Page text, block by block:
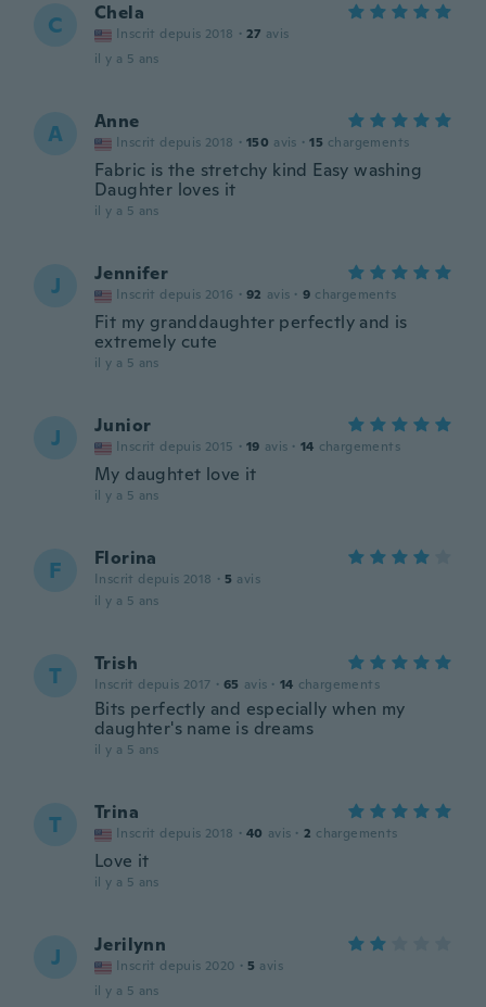
C Chela
Inscrit depuis 2018 · 27 avis
il y a 5 ans
A Anne
Inscrit depuis 2018 · 150 avis · 15 chargements
Fabric is the stretchy kind Easy washing
Daughter loves it
il y a 5 ans
J Jennifer
Inscrit depuis 2016 · 92 avis · 9 chargements
Fit my granddaughter perfectly and is
extremely cute
il y a 5 ans
J Junior
Inscrit depuis 2015 · 19 avis · 14 chargements
My daughtet love it
il y a 5 ans
F Florina
Inscrit depuis 2018 · 5 avis
il y a 5 ans
T Trish
Inscrit depuis 2017 · 65 avis · 14 chargements
Bits perfectly and especially when my
daughter's name is dreams
il y a 5 ans
T Trina
Inscrit depuis 2018 · 40 avis · 2 chargements
Love it
il y a 5 ans
J Jerilynn
Inscrit depuis 2020 · 5 avis
il y a 5 ans